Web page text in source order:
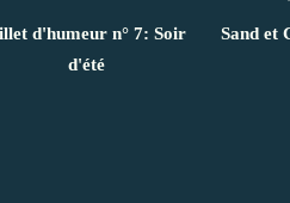
d'humeur n° 7: Soir
d'été
Sand et